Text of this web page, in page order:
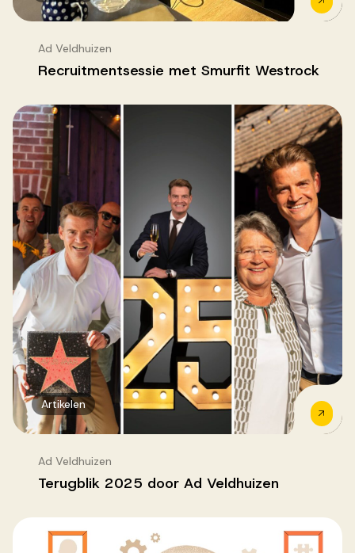
Ad Veldhuizen
Recruitmentsessie met Smurfit Westrock
Artikelen
Ad Veldhuizen
Terugblik 2025 door Ad Veldhuizen